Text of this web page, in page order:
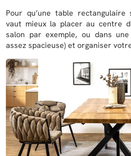
Pour qu’une table rectangulaire
vaut mieux la placer au centre
salon par exemple, ou dans
assez spacieuse) et organiser